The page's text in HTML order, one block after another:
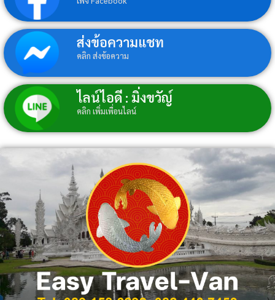
ส่งข้อความแชท
คลิก ส่งข้อความ
ไลน์ไอดี : มิ่งขวัญ์
คลิก เพิ่มเพื่อนไลน์